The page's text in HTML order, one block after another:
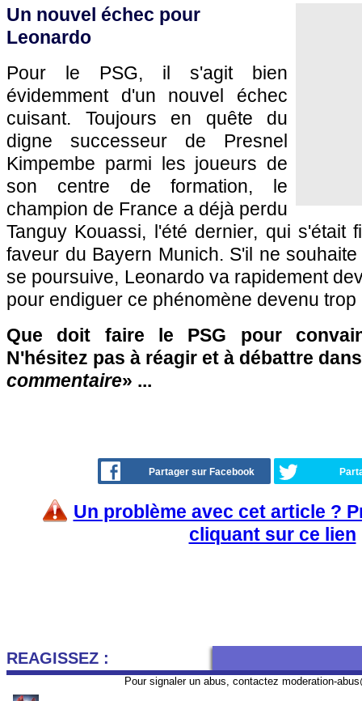
Un nouvel échec pour
Leonardo
Pour le PSG, il s'agit bien
évidemment d'un nouvel échec
cuisant. Toujours en quête du
digne successeur de Presnel
Kimpembe parmi les joueurs de
son centre de formation, le
champion de France a déjà perdu
Tanguy Kouassi, l'été dernier, qui s'était
faveur du Bayern Munich. S'il ne
se poursuive, Leonardo va rapidement
pour endiguer ce phénomène devenu
Que doit faire le PSG pour
N'hésitez pas à réagir et à débattre
commentaire» ...
Partager sur Facebook
Un problème avec cet article ?
cliquant sur ce lien
REAGISSEZ :
Pour signaler un abus, contactez moderation-